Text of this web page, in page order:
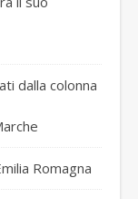
dalla colonna
Romagna